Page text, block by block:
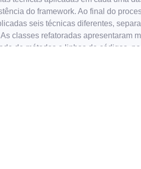
do framework. Ao final do
seis técnicas diferentes,
classes refatoradas apresentaram
de métodos e linhas de códigos,